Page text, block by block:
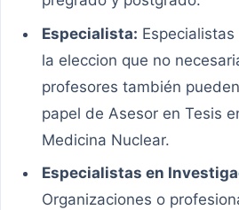
Especialista:
la eleccion que no
profesores también
papel de Asesor en Tesis
Medicina Nuclear.
Especialistas en
Organizaciones o